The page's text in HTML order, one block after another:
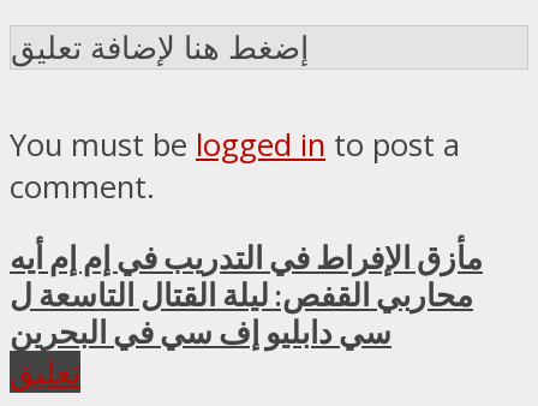
إضغط هنا لإضافة تعليق
You must be logged in to post a
comment.
مأزق الإفراط في التدريب في إم إم أيه
محاربي القفص: ليلة القتال التاسعة ل
سي دابليو إف سي في البحرين
تعليق